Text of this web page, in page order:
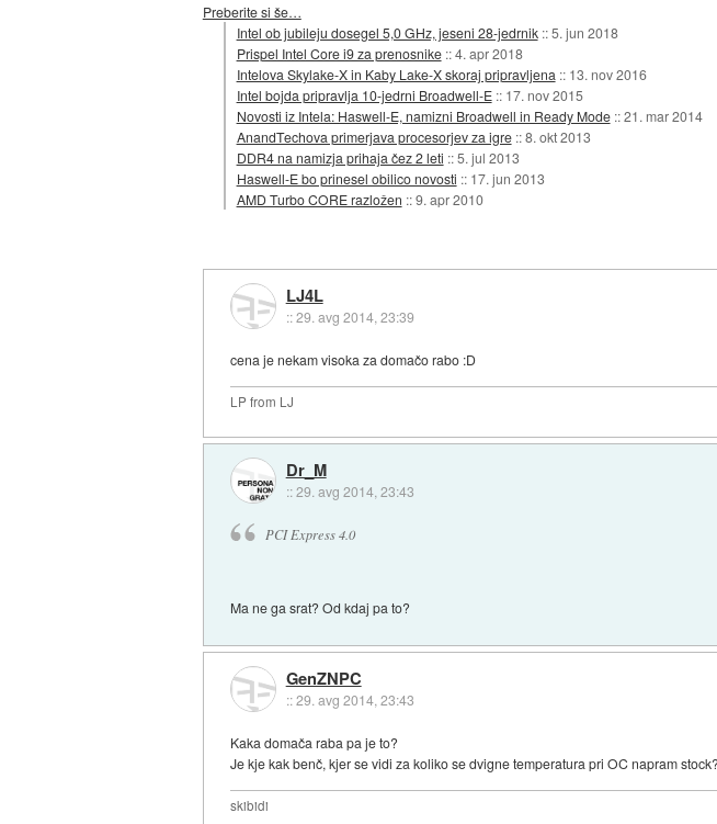
Preberite si še…
Intel ob jubileju dosegel 5,0 GHz, jeseni 28-jedrnik ::5. jun 2018
Prispel Intel Core i9 za prenosnike ::4. apr 2018
Intelova Skylake-X in Kaby Lake-X skoraj pripravljena :: 13. nov 2016
Intel bojda pripravlja 10-jedrni Broadwell-E :: 17. nov 2015
Novosti iz Intela: Haswell-E, namizni Broadwell in Ready Mode ::21. mar 2014
AnandTechova primerjava procesorjev za igre ::8. okt 2013
DDR4 na namizja prihaja čez 2 leti ::5. jul 2013
Haswell-E bo prinesel obilico novosti :: 17. jun 2013
AMD Turbo CORE razložen ::9. apr 2010
LJ4L
::29. avg 2014, 23:39
cena je nekam visoka za domačo rabo :D
LP from LJ
Dr_M
::29. avg 2014, 23:43
PCI Express 4.0
Ma ne ga srat? Od kdaj pa to?
GenZNPC
::29. avg 2014, 23:43
Kaka domača raba pa je to?
Je kje kak benč, kjer se vidi za koliko se dvigne temperatura pri OC napram stock?
skibidi